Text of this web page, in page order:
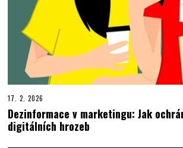
17. 2. 2026
Dezinformace v marketingu: Jak
digitálních hrozeb